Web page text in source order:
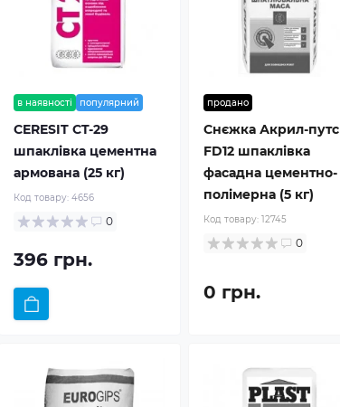
в наявності популярний
CERESIT CT-29
шпаклівка цементна
армована (25 кг)
Код товару: 4656
0
396 грн.
продано
Снєжка Акрил-путс
FD12 шпаклівка
фасадна цементно-
полімерна (5 кг)
Код товару: 12745
0
0 грн.